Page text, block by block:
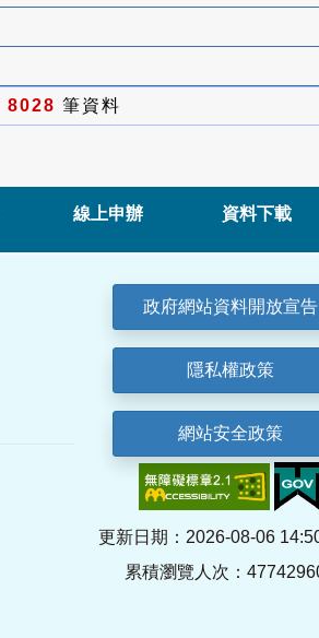
8028 筆資料
線上申辦 資料下載
政府網站資料開放宣告
隱私權政策
網站安全政策
更新日期：2026-08-06
累積瀏覽人次：